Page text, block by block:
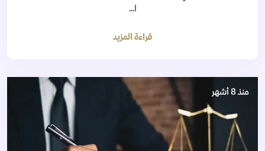
ا...
قراءة المزيد
منذ 8 أشهر